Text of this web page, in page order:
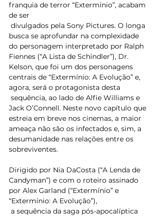
franquia de terror “Extermínio”, acabam
de ser
busca se aprofundar na complexidade
do personagem interpretado por Ralph
Fiennes (“A Lista de Schindler”), Dr.
Kelson, que foi um dos personagens
centrais de “Extermínio: A Evolução” e,
agora, será o protagonista desta
Jack O’Connell. Neste novo capítulo que
estreia em breve nos cinemas, a maior
ameaça não são os infectados e, sim, a
desumanidade nas relações entre os
sobreviventes.
Dirigido por Nia DaCosta (“A Lenda de
Candyman”) e com o roteiro assinado
por Alex Garland (“Extermínio” e
“Extermínio: A Evolução”),